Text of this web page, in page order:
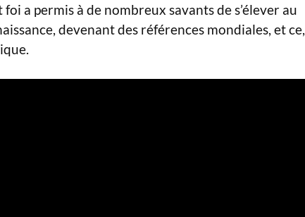
a permis à de nombreux savants de s’élever au
devenant des références mondiales, et ce,